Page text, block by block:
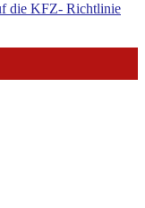
die KFZ- Richtlinie